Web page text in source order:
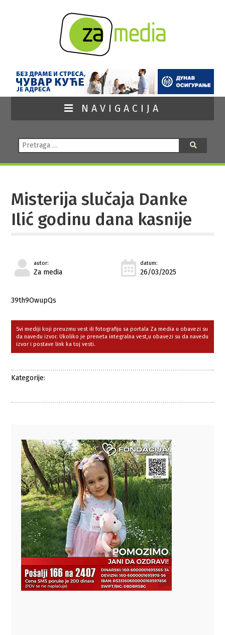
NAVIGACIJA
Pretraga:
Misterija slučaja Danke
Ilić godinu dana kasnije
autor:
Za media
datum:
26/03/2025
39th9OwupQs
Svi mediji koji preuzmu vest ili fotografiju sa portala Za media u obavezi su
da navedu izvor. Ukoliko je preneta integralna vest,u obavezi su da navedu
izvor i postave link ka toj vesti.
Kategorije: